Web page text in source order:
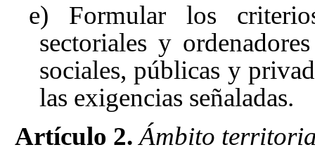
e) Formular los
sectoriales y
sociales, públicas y
las exigencias señaladas.
Artículo 2. Ámbito